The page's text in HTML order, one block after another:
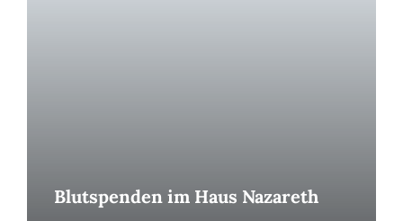
Blutspenden im Haus Nazareth